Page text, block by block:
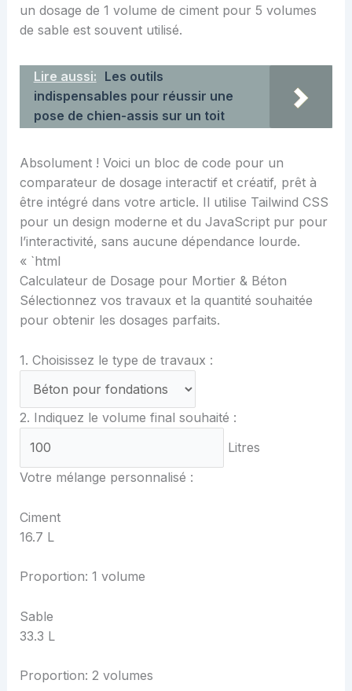
un dosage de 1 volume de ciment pour 5 volumes
de sable est souvent utilisé.
Lire aussi: Les outils
indispensables pour réussir une
pose de chien-assis sur un toit
Absolument ! Voici un bloc de code pour un
comparateur de dosage interactif et créatif, prêt à
être intégré dans votre article. Il utilise Tailwind CSS
pour un design moderne et du JavaScript pur pour
l’interactivité, sans aucune dépendance lourde.
« `html
Calculateur de Dosage pour Mortier & Béton
Sélectionnez vos travaux et la quantité souhaitée
pour obtenir les dosages parfaits.
1. Choisissez le type de travaux :
2. Indiquez le volume final souhaité :
Litres
Votre mélange personnalisé :
Ciment
16.7 L
Proportion: 1 volume
Sable
33.3 L
Proportion: 2 volumes